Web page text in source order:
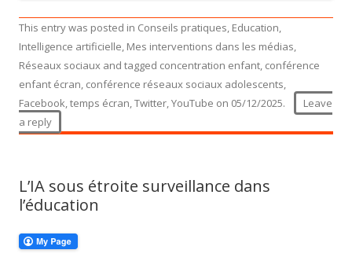
This entry was posted in Conseils pratiques, Education,
Intelligence artificielle, Mes interventions dans les médias,
Réseaux sociaux and tagged concentration enfant, conférence
enfant écran, conférence réseaux sociaux adolescents,
Facebook,temps écran,Twitter,YouTube on 05/12/2025.
Leave
a reply
L’IA sous étroite surveillance dans
l’éducation